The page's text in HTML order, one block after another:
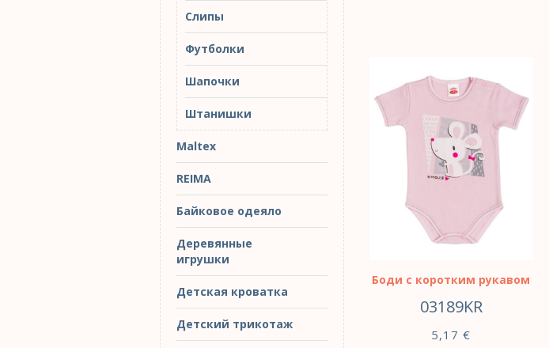
Боди с коротким рукавом
03189KR
5,17 €
Слипы
Футболки
Шапочки
Штанишки
Maltex
REIMA
Байковое одеяло
Деревянные
игрушки
Детская кроватка
Детский трикотаж